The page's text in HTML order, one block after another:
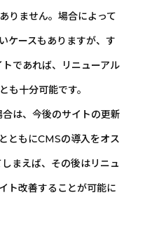
りません。場合によって
ケースもありますが、す
であれば、リニューアル
も十分可能です。
は、今後のサイトの更新
ともにCMSの導入をオス
まえば、その後はリニュ
ト改善することが可能に